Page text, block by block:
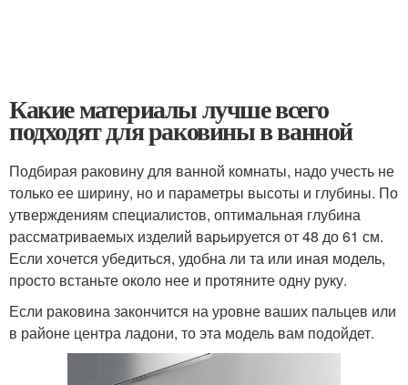
Какие материалы лучше всего
подходят для раковины в ванной
Подбирая раковину для ванной комнаты, надо учесть не
только ее ширину, но и параметры высоты и глубины. По
утверждениям специалистов, оптимальная глубина
рассматриваемых изделий варьируется от 48 до 61 см.
Если хочется убедиться, удобна ли та или иная модель,
просто встаньте около нее и протяните одну руку.
Если раковина закончится на уровне ваших пальцев или
в районе центра ладони, то эта модель вам подойдет.